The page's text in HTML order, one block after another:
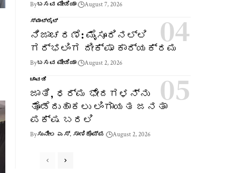
Byಬಸವ ಮೀಡಿಯಾ August 7, 2026
ಸ್ಪಾಟ್‌ಲೈಟ್
ನಿಜಾಚರಣೆ: ಮೈಸೂರಿನಲ್ಲಿ
ಗರ್ಭಲಿಂಗ ದೀಕ್ಷಾ ಕಾರ್ಯಕ್ರಮ
Byಬಸವ ಮೀಡಿಯಾ August 2, 2026
ಚಾವಡಿ
ಜಾತಿ, ಧರ್ಮ ಭೇದಗಳನ್ನು
ತೊಡೆದುಹಾಕಲು ಲಿಂಗಾಯತ ಜನತಾ
ಪಕ್ಷ ಬರಲಿ
Byಸುನೀಲ ಎಸ್. ಸಾಣಿಕೊಪ್ಪ August 2, 2026